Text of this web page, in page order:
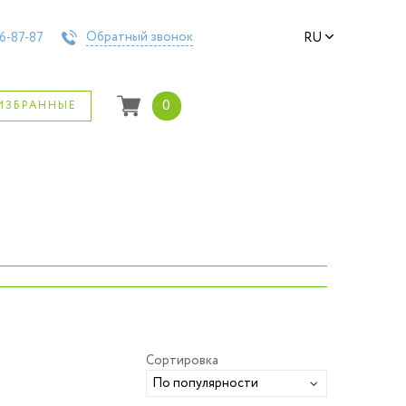
87-87 Обратный звонок RU
0
›
Сортировка